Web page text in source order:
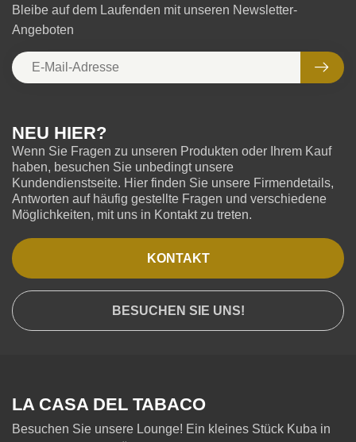
NEU HIER?
Wenn Sie Fragen zu unseren Produkten oder Ihrem Kauf
haben, besuchen Sie unbedingt unsere
Kundendienstseite. Hier finden Sie unsere Firmendetails,
Antworten auf häufig gestellte Fragen und verschiedene
Möglichkeiten, mit uns in Kontakt zu treten.
KONTAKT
BESUCHEN SIE UNS!
Bleibe auf dem Laufenden mit unseren Newsletter-
Angeboten
LA CASA DEL TABACO
Besuchen Sie unsere Lounge! Ein kleines Stück Kuba in